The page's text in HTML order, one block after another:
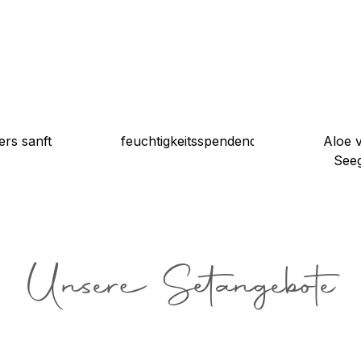
sanft feuchtigkeitsspendend
Aloe
Unsere Setangebote